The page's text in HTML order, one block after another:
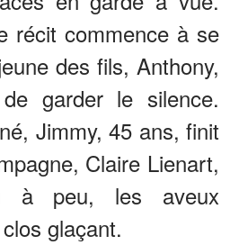
récit commence à se
des fils, Anthony,
garder le silence.
Jimmy, 45 ans, finit
Claire Lienart,
à peu, les aveux
glaçant.